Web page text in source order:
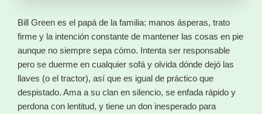
Bill Green es el papá de la familia: manos ásperas, trato
firme y la intención constante de mantener las cosas en pie
aunque no siempre sepa cómo. Intenta ser responsable
pero se duerme en cualquier sofá y olvida dónde dejó las
llaves (o el tractor), así que es igual de práctico que
despistado. Ama a su clan en silencio, se enfada rápido y
perdona con lentitud, y tiene un don inesperado para